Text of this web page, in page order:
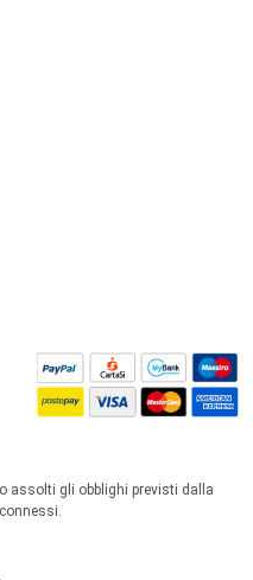
assolti gli obblighi previsti dalla